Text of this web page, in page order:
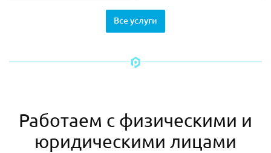
Все услуги
Работаем с физическими и
юридическими лицами